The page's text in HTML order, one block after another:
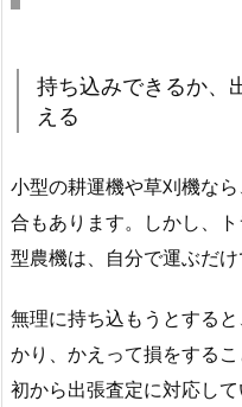
持ち込みできるか、
える
小型の耕運機や草刈機な
合もあります。しかし、
型農機は、自分で運ぶだけ
無理に持ち込もうとする
かり、かえって損をする
初から出張査定に対応し